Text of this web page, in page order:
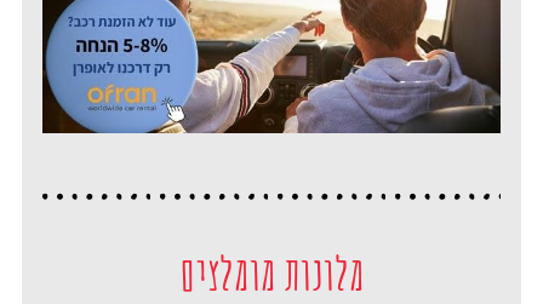
מלונות מומלצים